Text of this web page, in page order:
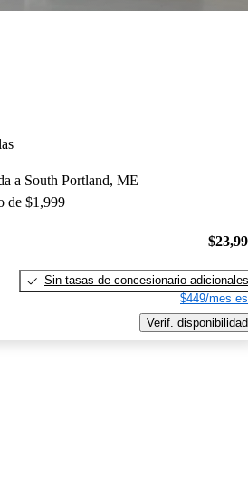
a South Portland, ME
de $1,999
Sin tasas de concesionario adicionales
$449/mes
Verif. disponibilidad